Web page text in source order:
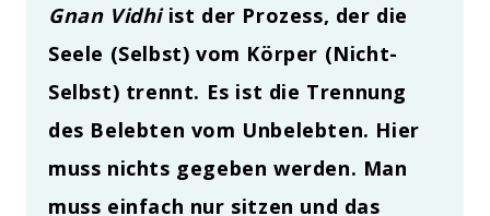
Gnan Vidhiist der Prozess, der die
Seele (Selbst) vom Körper (Nicht-
Selbst) trennt. Es ist die Trennung
des Belebten vom Unbelebten. Hier
muss nichts gegeben werden. Man
muss einfach nur sitzen und das